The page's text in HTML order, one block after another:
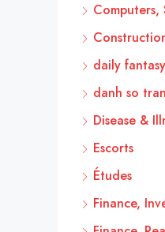
Computers,
daily fantasy
danh so
Disease &
Escorts
Études
Finance,